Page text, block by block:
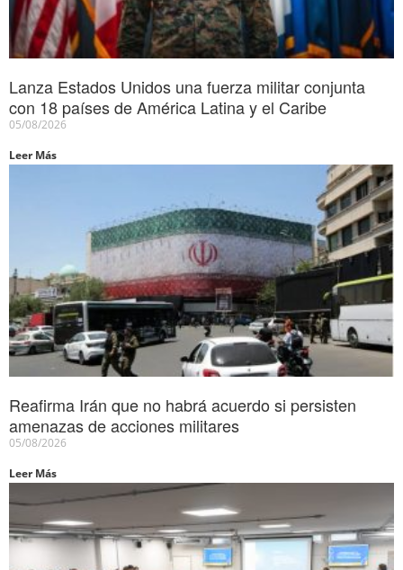
Lanza Estados Unidos una fuerza militar conjunta
con 18 países de América Latina y el Caribe
05/08/2026
Leer Más
Reafirma Irán que no habrá acuerdo si persisten
amenazas de acciones militares
05/08/2026
Leer Más